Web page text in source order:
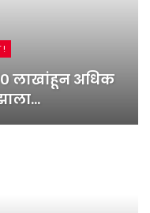
!
लाखांहून अधिक